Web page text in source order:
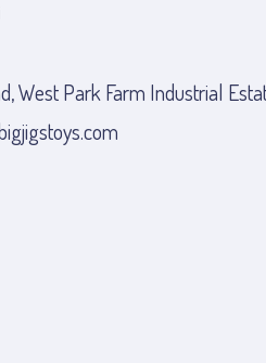
West Park Farm Industrial